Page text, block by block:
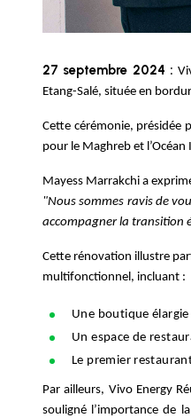
27 septembre 2024 :
Etang-Salé, située en
Cette cérémonie, présidée
pour le Maghreb et
Mayess Marrakchi a
"Nous sommes ravis de
accompagner la transition
Cette rénovation illustre
multifonctionnel, incluant :
Une boutique élargie
Un espace de
Le premier
Par ailleurs, Vivo Energy
souligné l’importance de